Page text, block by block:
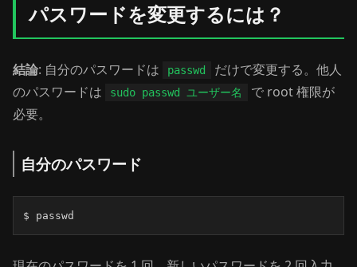
パスワードを変更するには？
結論: 自分のパスワードは passwd
だけで変更する。他人
のパスワードは
sudo passwd ユーザー名
で root 権限が
必要。
自分のパスワード
$ passwd